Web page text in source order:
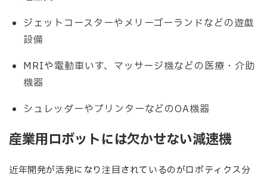
ジェットコースターやメリーゴーランドなどの遊戯
設備
MRIや電動車いす、マッサージ機などの医療・介助
機器
シュレッダーやプリンターなどのOA機器
産業用ロボットには欠かせない減速機
近年開発が活発になり注目されているのがロボティクス分